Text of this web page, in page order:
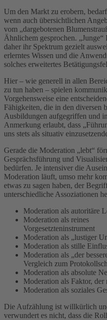
Um den Markt zu erobern,
wenn auch übersichtlichen
vom „dargebotenen
Ähnlichem gesprochen.
daher ihr Spektrum gezielt
erlerntes Wissen und die
solches erweitertes
Hier – wie generell in allen
zu tun haben – spielen
Vorgehensweise eine
Fähigkeiten, die in den diversen
Ausbildungen aufgegriffen und
Anmerkung erlaubt, dass
uns stets als situativ
Gerade die Moderation „lebt“
Gesprächsführung und
bedürfen. Je intensiver die
Moderation läuft, umso mehr
etwas zu sagen haben, der
unterschiedliche Assoziationen
Moderation als autoritäre
Moderation als reines
Vorgesetzteninstrument
Moderation als „lustiger
Moderation als stille
Moderation als „der
Vergleich zum
Moderation als absolute
Moderation als Faktor,
Moderation als soziales
Die Aufzählung ist willkürlich
verwundert es nicht, dass die